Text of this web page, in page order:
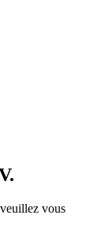
vous